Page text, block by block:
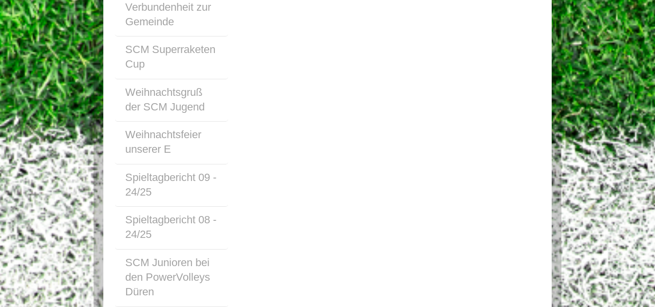
Verbundenheit zur
Gemeinde
SCM Superraketen
Cup
Weihnachtsgruß
der SCM Jugend
Weihnachtsfeier
unserer E
Spieltagbericht 09 -
24/25
Spieltagbericht 08 -
24/25
SCM Junioren bei
den PowerVolleys
Düren